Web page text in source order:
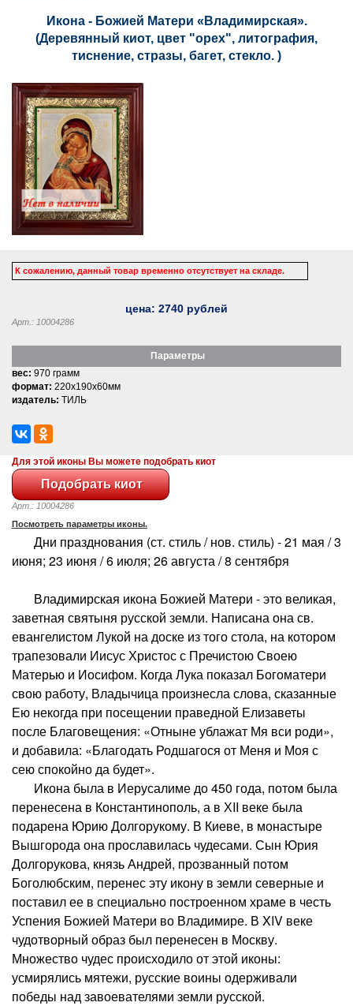
Икона - Божией Матери «Владимирская».
(Деревянный киот, цвет "орех", литография,
тиснение, стразы, багет, стекло. )
К сожалению, данный товар временно отсутствует на складе.
цена: 2740 рублей
Арт.: 10004286
Параметры
вес: 970 грамм
формат: 220x190x60мм
издатель: ТИЛЬ
Для этой иконы Вы можете подобрать киот
Арт.: 10004286
Посмотреть параметры иконы.
Дни празднования (ст. стиль / нов. стиль) - 21 мая / 3
июня; 23 июня / 6 июля; 26 августа / 8 сентября
Владимирская икона Божией Матери - это великая,
заветная святыня русской земли. Написана она св.
евангелистом Лукой на доске из того стола, на котором
трапезовали Иисус Христос с Пречистою Своею
Матерью и Иосифом. Когда Лука показал Богоматери
свою работу, Владычица произнесла слова, сказанные
Ею некогда при посещении праведной Елизаветы
после Благовещения: «Отныне ублажат Мя вси роди»,
и добавила: «Благодать Родшагося от Меня и Моя с
сею спокойно да будет».
Икона была в Иерусалиме до 450 года, потом была
перенесена в Константинополь, а в ХII веке была
подарена Юрию Долгорукому. В Киеве, в монастыре
Вышгорода она прославилась чудесами. Сын Юрия
Долгорукова, князь Андрей, прозванный потом
Боголюбским, перенес эту икону в земли северные и
поставил ее в специально построенном храме в честь
Успения Божией Матери во Владимире. В XIV веке
чудотворный образ был перенесен в Москву.
Множество чудес происходило от этой иконы:
усмирялись мятежи, русские воины одерживали
победы над завоевателями земли русской.